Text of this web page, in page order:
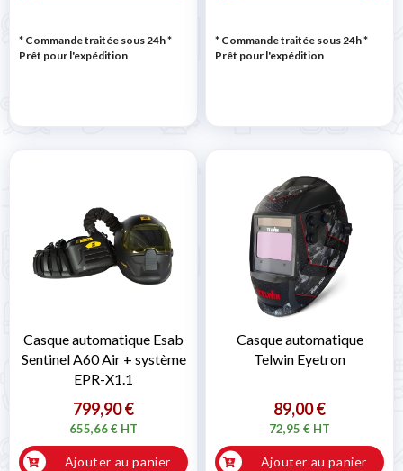
* Commande traitée sous 24h*
Prêt pour l'expédition
* Commande traitée sous 24h*
Prêt pour l'expédition
Casque automatique Esab
Sentinel A60 Air + système
EPR-X1.1
799,90 €
655,66 € HT
Ajouter au panier
Casque automatique
Telwin Eyetron
89,00 €
72,95 € HT
Ajouter au panier